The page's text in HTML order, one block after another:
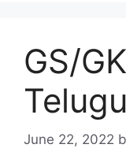
GS/
June 22, 2022